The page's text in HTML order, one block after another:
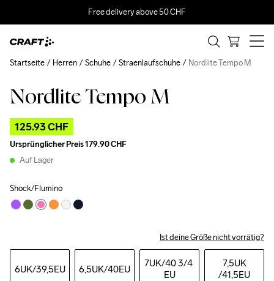
Free delivery above 50 CHF
Nordlite Tempo M
125.93 CHF
Ursprünglicher Preis179.90 CHF
Auf Lager
Shock/Flumino
Ist deine Größe nicht vorrätig?
6UK/39,5EU 6,5UK/40EU 7UK/40 3/4
EU
7,5UK
/41,5EU
Startseite Herren Schuhe Straenlaufschuhe Nordlite Tempo M
Outlet